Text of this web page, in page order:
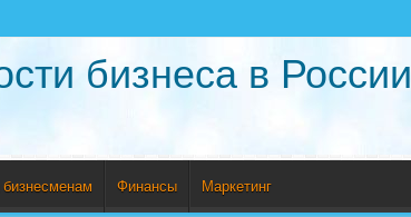
бизнеса в России
Финансы Маркетинг